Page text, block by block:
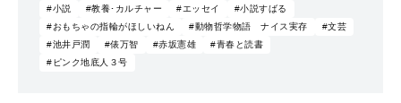
#小説
#教養･カルチャー #エッセイ
#小説すばる
#おもちゃの指輪がほしいねん
#動物哲学物語 ナイス実存
#文芸
#池井戸潤
#俵万智 #赤坂憲雄
#青春と読書
#ピンク地底人３号